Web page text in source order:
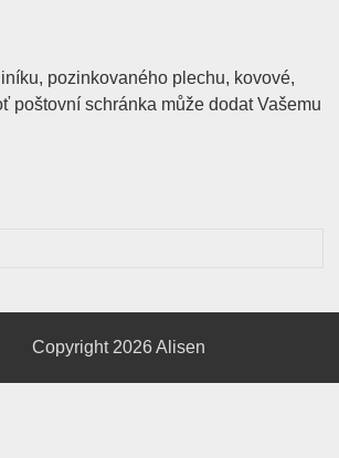
pozinkovaného plechu, kovové,
poštovní schránka může dodat Vašemu
Copyright 2026Alisen